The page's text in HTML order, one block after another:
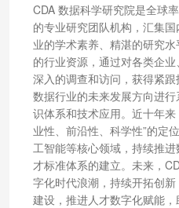
CDA 数据科学研究院是全球
的专业研究团队机构，汇集
业的学术素养、精湛的研究
的行业资源，通过对各类企业
深入的调查和访问，获得紧
数据行业的未来发展方向进
识体系和技术应用。近十年
业性、前沿性、科学性”的定
工智能等核心领域，持续推
才标准体系的建立。未来，
字化时代浪潮，持续开拓创
建设，推进人才数字化赋能，